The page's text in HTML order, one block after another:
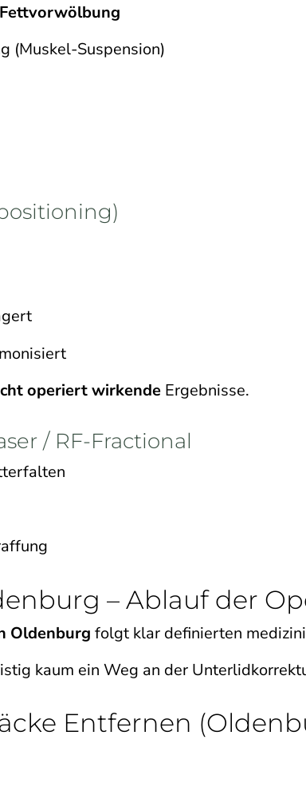
(Muskel-Suspension)
operiert wirkende Ergebnisse.
/ RF-Fractional
– Ablauf der
Oldenburg folgt klar definierten
kaum ein Weg an der
Entfernen